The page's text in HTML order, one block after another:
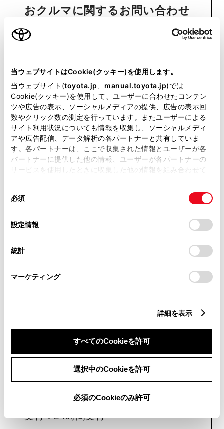
当ウェブサイトはCookie(クッキー)を使用します。
当ウェブサイト(toyota.jp manual.toyota.jp)では
Cookie(クッキー)を使用して、ユーザーに合わせたコンテン
ツや広告の表示、ソーシャルメディアの提供、広告の表示回
数やクリック数の測定を行っています。またユーザーによる
サイト利用状況についても情報を収集し、ソーシャルメディ
アや広告配信、データ解析の各パートナーと共有していま
す。各パートナーは、ここで収集された情報とユーザーが各
パートナーに提供した他の情報、ユーザーが各パートナーの
サービスを使用したときに収集した他の情報を組み合わせて
使用することがあります。当ウェブサイトの使用を続行する
デバイスにすべてのCookie(クッキー)が保存されることに同
意したことになります。Cookie(クッキー)のオプトアウト、
設定の変更、同意を撤回したりするにあたっては、当社の
「Cookie（クッキー）情報の取り扱いについて
」をご覧くだ
必須
設定情報
統計
マーケティング
詳細を表示
すべてのCookieを許可
選択中のCookieを許可
必須のCookieのみ許可
おクルマに関するお問い合わせ
は、自動車検査証（車検証）をご
用意いただくとスムーズな対応
リコール等情報はこちら
（長期連休などの当社指定日を除く）
い。
チャットでのお問い合わせはお待たせ
時間が少なくご案内が可能です。
フォームでお問い合わせ
受付：24時間受付